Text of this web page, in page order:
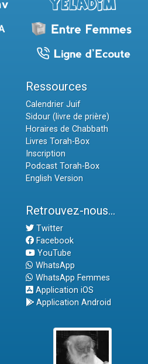
Ressources
Calendrier Juif
Sidour (livre de prière)
Horaires de Chabbath
Livres Torah-Box
Inscription
Podcast Torah-Box
English Version
Retrouvez-nous...
Twitter
Facebook
YouTube
WhatsApp
WhatsApp Femmes
Application iOS
Application Android